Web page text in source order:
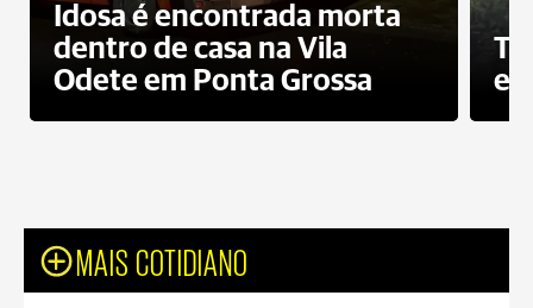
Idosa é encontrada morta
dentro de casa na Vila
Odete em Ponta Grossa
e
MAIS COTIDIANO